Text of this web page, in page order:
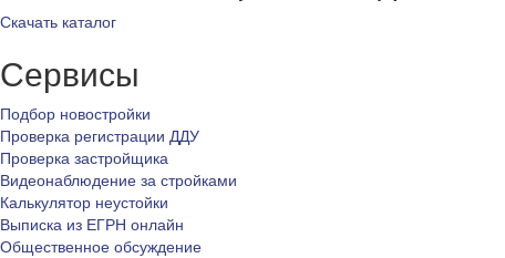
Скачать каталог
Сервисы
Подбор новостройки
Проверка регистрации ДДУ
Проверка застройщика
Видеонаблюдение за стройками
Калькулятор неустойки
Выписка из ЕГРН онлайн
Общественное обсуждение